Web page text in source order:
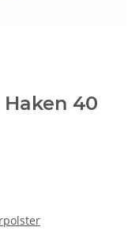
40